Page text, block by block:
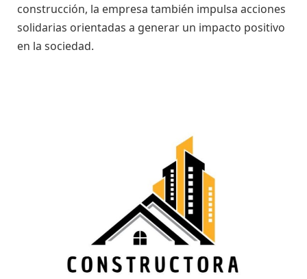
construcción, la empresa también impulsa acciones
solidarias orientadas a generar un impacto positivo
en la sociedad.